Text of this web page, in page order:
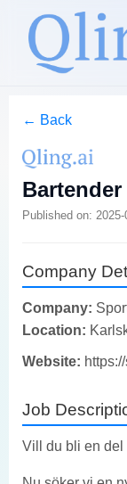
← Back
Bartender
Published on:
Company
Company:
Location:
Website:
Job
Vill du bli en del